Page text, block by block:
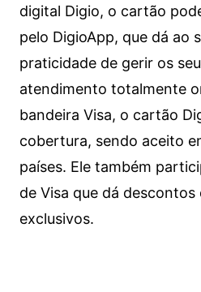
digital Digio, o cartão
pelo DigioApp, que dá ao
praticidade de gerir os
atendimento totalmente
bandeira Visa, o cartão
cobertura, sendo aceito
países. Ele também
de Visa que dá descontos
exclusivos.